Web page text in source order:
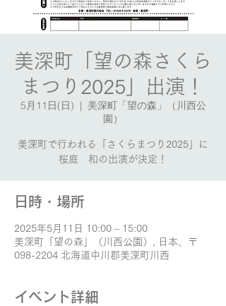
美深町「望の森さくら
まつり2025」出演！
5月11日(日)
  |
美深町「望の森」（川西公
園）
美深町で行われる「さくらまつり2025」に
桜庭 和の出演が決定！
日時・場所
2025年5月11日 10:00 – 15:00
美深町「望の森」（川西公園）, 日本、〒
098-2204 北海道中川郡美深町川西
イベント詳細